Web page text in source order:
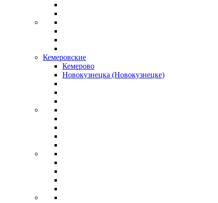
Кемеровские
Кемерово
Новокузнецка (Новокузнецке)